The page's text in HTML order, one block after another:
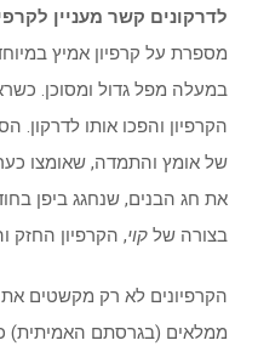
לדרקונים קשר מעניין
מספרת על קרפיון אמיץ
במעלה מפל גדול ומסוכן.
הקרפיון והפכו אותו
של אומץ והתמדה, שאומצו
את חג הבנים, שנחגג ביפן
בצורה של קוי, הקרפיון החזק
הקרפיונים לא רק מקשטים
ממלאים (בגרסתם האמיתית)